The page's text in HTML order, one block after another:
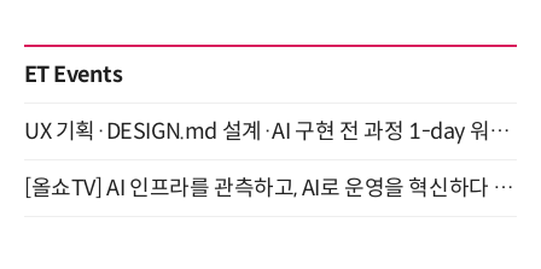
ET Events
UX 기획·DESIGN.md 설계·AI 구현 전 과정 1-day 워크숍 with Claude Code·Codex 9월 15일 개최
[올쇼TV] AI 인프라를 관측하고, AI로 운영을 혁신하다 (8월 11일 생방송)